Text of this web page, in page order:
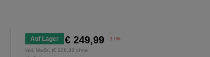
Auf Lager € 249,99 -17%
inkl. MwSt. (€ 208,33 ohne